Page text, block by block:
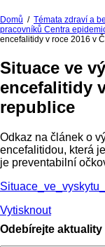
Domů / Témata zdraví a
pracovníků Centra
encefalitidy v roce 2016 v
Situace ve
encefalitidy
republice
Odkaz na článek o
encefalitidou, která
je preventabilní
Vytisknout
Odebírejte aktuality